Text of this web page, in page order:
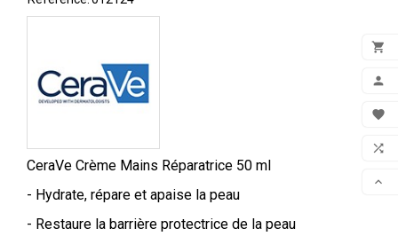





CeraVe Crème Mains Réparatrice 50 ml
- Hydrate, répare et apaise la peau
- Restaure la barrière protectrice de la peau